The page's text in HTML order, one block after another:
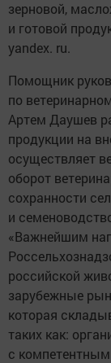
зерновой,
и готовой
yandex. ru.
Помощник
по
Артем Даушев
продукции на
осуществляет
оборот
сохранности
и
«Важнейшим
российской
зарубежные
которая
таких как:
с